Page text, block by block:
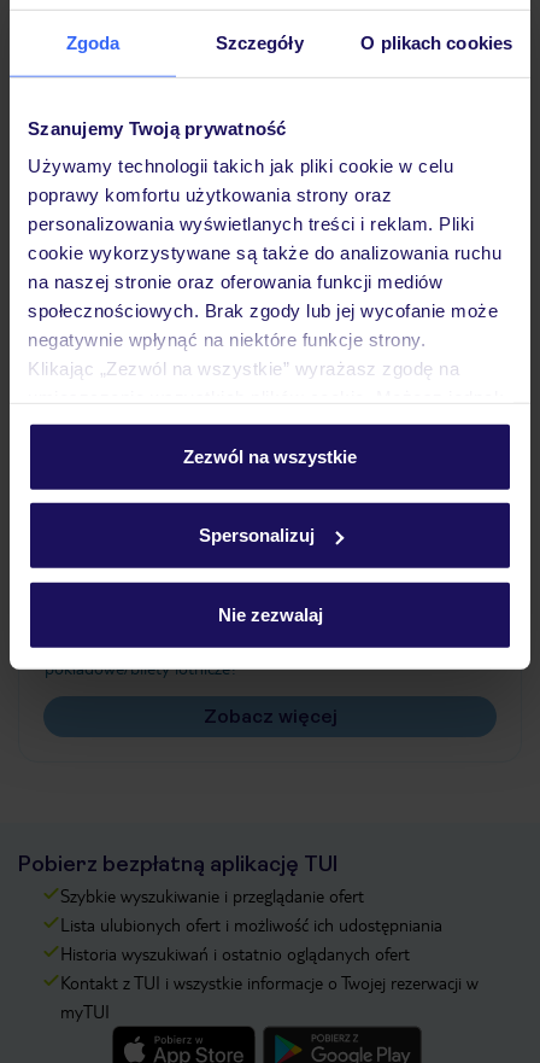
Zgoda Szczegóły O plikach cookies
Szanujemy Twoją prywatność
Używamy technologii takich jak pliki cookie w celu
poprawy komfortu użytkowania strony oraz
personalizowania wyświetlanych treści i reklam. Pliki
cookie wykorzystywane są także do analizowania ruchu
na naszej stronie oraz oferowania funkcji mediów
społecznościowych. Brak zgody lub jej wycofanie może
negatywnie wpłynąć na niektóre funkcje strony.
Klikając „Zezwól na wszystkie” wyrażasz zgodę na
personalizować swój wybór wchodząc w zakładkę
Szczegółowe informacje o plikach cookie znajdziesz
Zezwól na wszystkie
Spersonalizuj
Nie zezwalaj
Hotel
Pokoje
Wyżywienie
Atrakcje
Ważne informacje
Często zadawane pytania
Jak zmienić uczestników/osobę zgłaszającą?
Czy w Hotelu będzie przedstawiciel TUI?
Na jakiej podstawie i gdzie otrzymam karty
pokładowe/bilety lotnicze?
Zobacz więcej
Pobierz bezpłatną aplikację TUI
Szybkie wyszukiwanie i przeglądanie ofert
Lista ulubionych ofert i możliwość ich udostępniania
Historia wyszukiwań i ostatnio oglądanych ofert
Kontakt z TUI i wszystkie informacje o Twojej rezerwacji w
myTUI